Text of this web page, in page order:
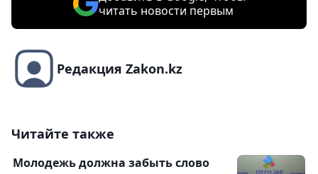
читать новости первым
Редакция Zakon.kz
Читайте также
Молодежь должна забыть слово